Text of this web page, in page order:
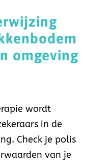
omgeving
wordt
in de
Check je polis
van je